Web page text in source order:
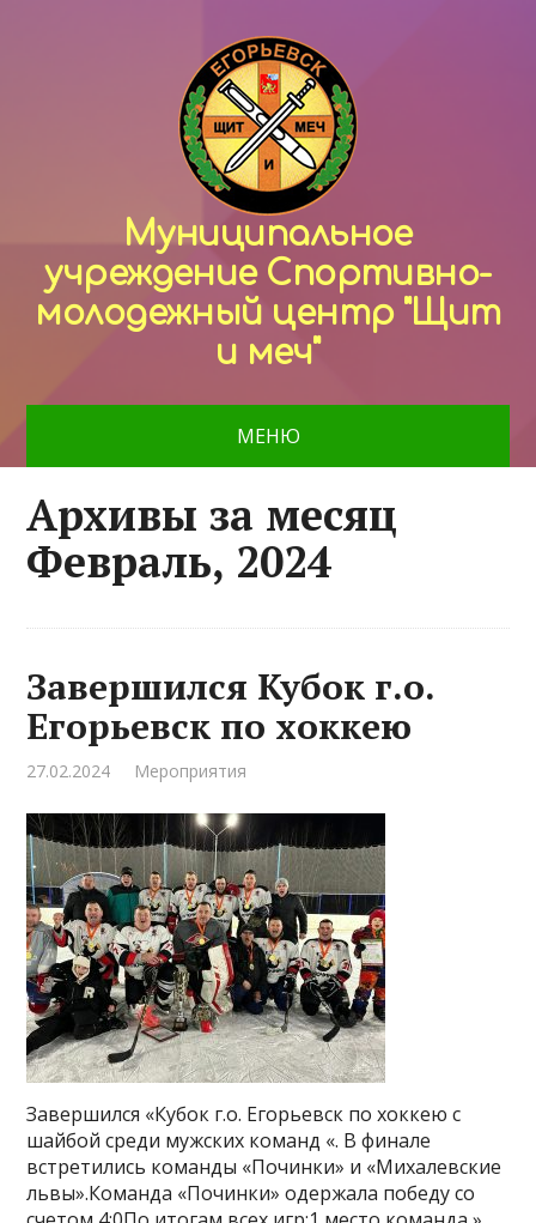
Муниципальное
учреждение Спортивно-
молодежный центр "Щит
и меч"
МЕНЮ
Архивы за месяц
Февраль, 2024
Завершился Кубок г.о.
Егорьевск по хоккею
27.02.2024 Мероприятия
Завершился «Кубок г.о. Егорьевск по хоккею с
шайбой среди мужских команд «. В финале
встретились команды «Починки» и «Михалевские
львы».Команда «Починки» одержала победу со